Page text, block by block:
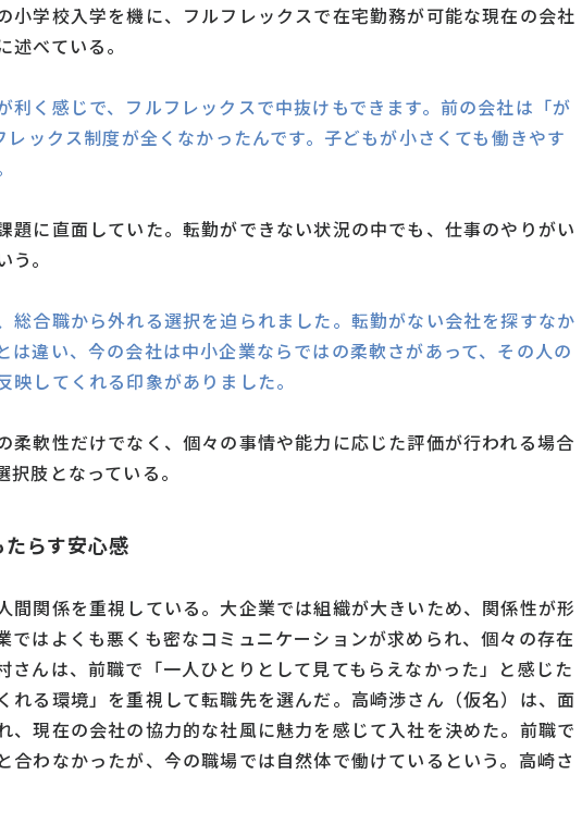
小学校入学を機に、フルフレックスで在宅勤務が可能な現在の会社
べている。
利く感じで、フルフレックスで中抜けもできます。前の会社は「が
ックス制度が全くなかったんです。子どもが小さくても働きやす
題に直面していた。転勤ができない状況の中でも、仕事のやりがい
。
総合職から外れる選択を迫られました。転勤がない会社を探すなか
は違い、今の会社は中小企業ならではの柔軟さがあって、その人の
してくれる印象がありました。
柔軟性だけでなく、個々の事情や能力に応じた評価が行われる場合
肢となっている。
らす安心感
間関係を重視している。大企業では組織が大きいため、関係性が形
ではよくも悪くも密なコミュニケーションが求められ、個々の存在
さんは、前職で「一人ひとりとして見てもらえなかった」と感じた
れる環境」を重視して転職先を選んだ。高崎渉さん（仮名）は、面
、現在の会社の協力的な社風に魅力を感じて入社を決めた。前職で
合わなかったが、今の職場では自然体で働けているという。高崎さ